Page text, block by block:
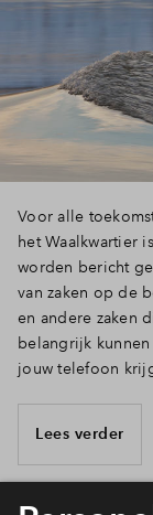
Voor alle
het Waalkwartier
worden bericht
van zaken op de
en andere zaken
belangrijk
jouw telefoon
Lees verder